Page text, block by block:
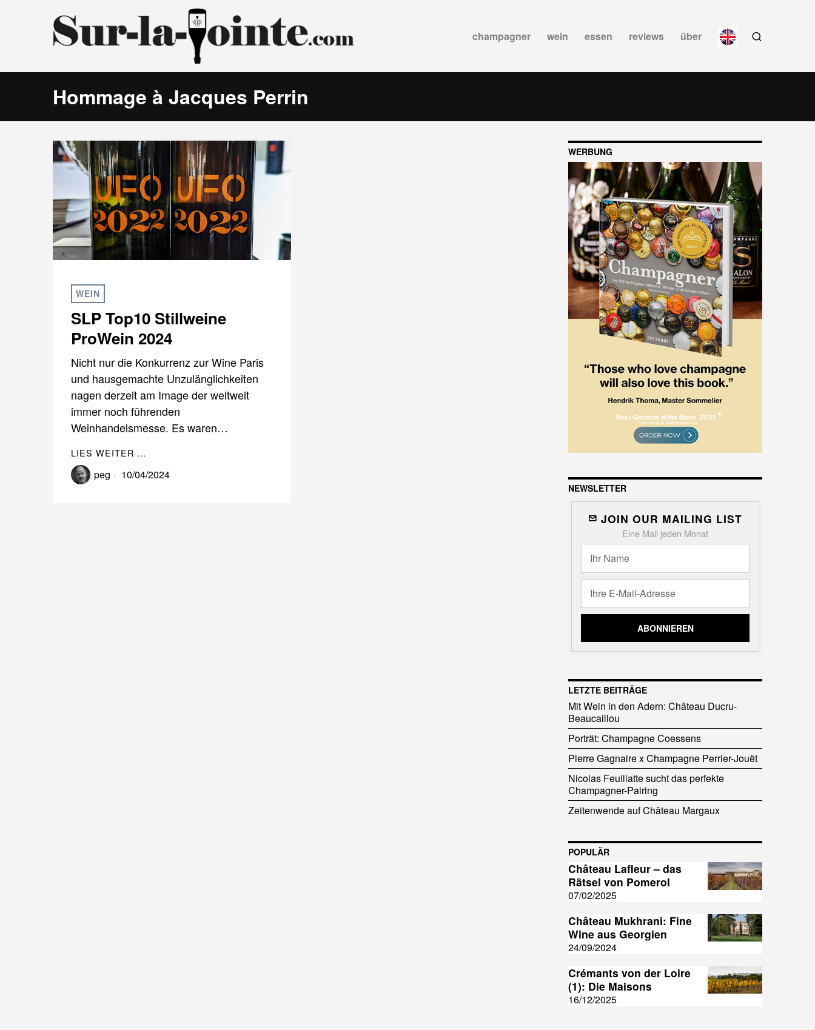
champagner wein essen reviews über
Hommage à Jacques Perrin
WEIN
SLP Top10 Stillweine
ProWein 2024
Nicht nur die Konkurrenz zur Wine Paris
und hausgemachte Unzulänglichkeiten
nagen derzeit am Image der weltweit
immer noch führenden
Weinhandelsmesse. Es waren…
LIES WEITER ...
peg 10/04/2024
WERBUNG
NEWSLETTER
JOIN OUR MAILING LIST
Eine Mail jeden Monat
LETZTE BEITRÄGE
Mit Wein in den Adern: Château Ducru-
Beaucaillou
Porträt: Champagne Coessens
Pierre Gagnaire x Champagne Perrier-Jouët
Nicolas Feuillatte sucht das perfekte
Champagner-Pairing
Zeitenwende auf Château Margaux
POPULÄR
Château Lafleur – das
Rätsel von Pomerol
07/02/2025
Château Mukhrani: Fine
Wine aus Georgien
24/09/2024
Crémants von der Loire
(1): Die Maisons
16/12/2025